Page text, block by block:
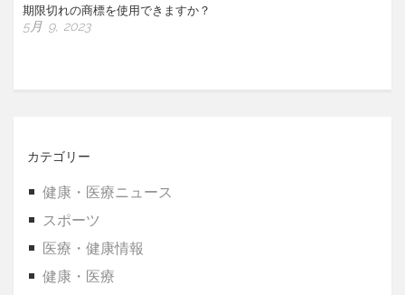
期限切れの商標を使用できますか？
5月 9, 2023
カテゴリー
健康・医療ニュース
スポーツ
医療・健康情報
健康・医療